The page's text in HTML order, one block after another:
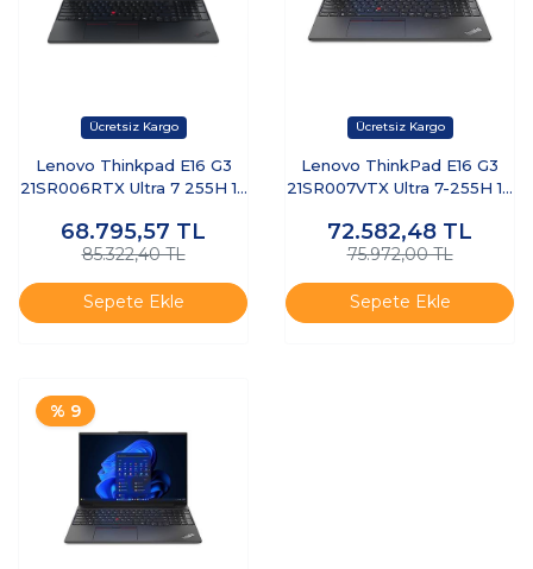
Lenovo Thinkpad E16 G3
21SR006RTX Ultra 7 255H 16
Dos Dizüstü Bilgisayar
68.795,57 TL
85.322,40 TL
Sepete Ekle
Lenovo ThinkPad E16 G3
21SR007VTX Ultra 7-255H 16
WUXGA Dizüstü Bilgisayar
72.582,48 TL
75.972,00 TL
Sepete Ekle
% 9